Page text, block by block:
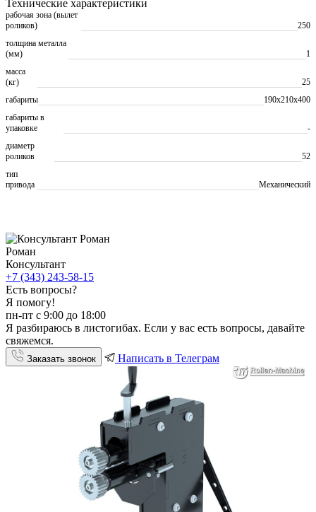
Технические характеристики
рабочая зона (вылет
роликов)
250
толщина металла
(мм)
1
масса
(кг)
25
габариты
190х210х400
габариты в
упаковке
-
диаметр
роликов
52
тип
привода
Механический
Роман
Консультант
+7 (343) 243-58-15
Есть вопросы?
Я помогу!
пн-пт с 9:00 до 18:00
Я разбираюсь в листогибах. Если у вас есть вопросы, давайте
свяжемся.
Заказать звонок Написать в Телеграм